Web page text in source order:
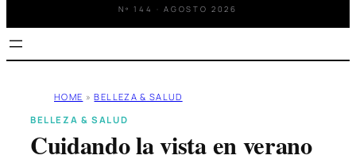
Nº 144 · AGOSTO 2026
HOME » BELLEZA & SALUD
BELLEZA & SALUD
Cuidando la vista en verano